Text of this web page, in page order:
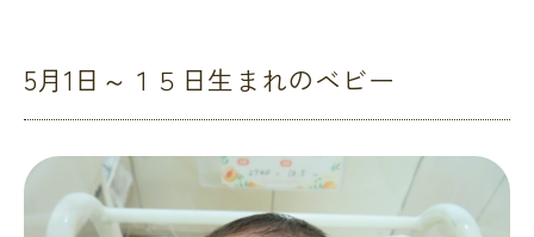
5月1日～１５日生まれのベビー